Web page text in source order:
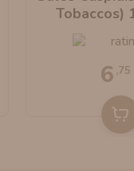
Tobaccos)
6 ,75